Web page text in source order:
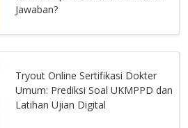
Jawaban?
Tryout Online Sertifikasi Dokter
Umum: Prediksi Soal UKMPPD dan
Latihan Ujian Digital